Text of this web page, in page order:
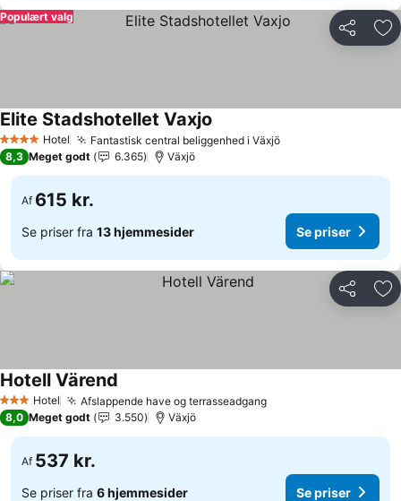
Del
Populært valg
4 StjernerHotel Fantastisk central beliggenhed i Växjö
Elite Stadshotellet Vaxjo
8,3 Meget godt 6.365 Växjö
Af 615 kr.
Se priser fra 13 hjemmesider Se priser
Del
3 StjernerHotel Afslappende have og terrasseadgang
Hotell Värend
8,0 Meget godt 3.550 Växjö
Af 537 kr.
Se priser fra 6 hjemmesider Se priser